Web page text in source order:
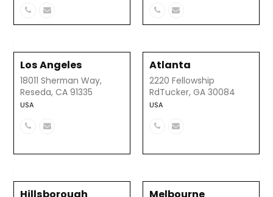
Número
telefónico
Correo
electrónico
Número
telefónico
Correo
electrónico
Los Angeles
18011 Sherman Way,
Reseda, CA 91335
USA
NúmeroCorreo
Atlanta
2220 Fellowship
RdTucker, GA 30084
USA
NúmeroCorreo